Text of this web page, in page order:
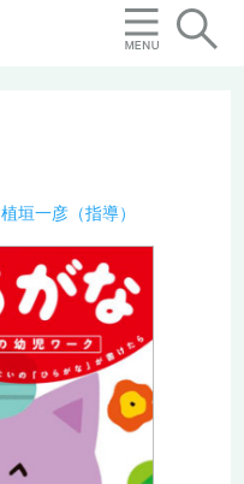
植垣一彦（指導）